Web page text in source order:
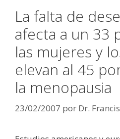
La falta de
afecta a un 33
las mujeres y
elevan al 45
la menopausia
23/02/2007 por Dr.